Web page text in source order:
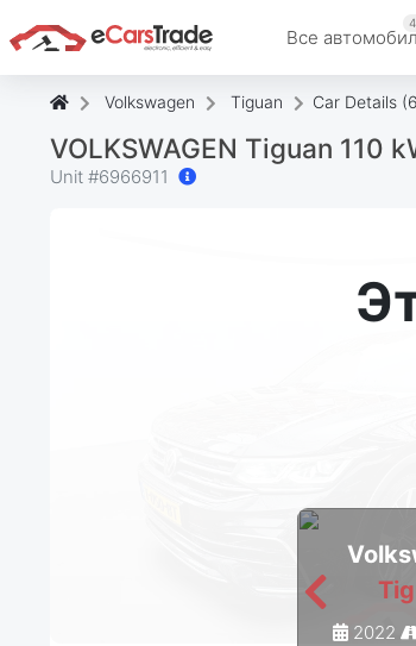
Все
Volkswagen Tiguan Car Details
VOLKSWAGEN Tiguan 110
Unit #6966911
2022